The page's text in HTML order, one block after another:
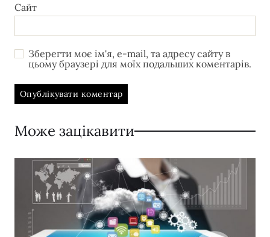
Сайт
Зберегти моє ім'я, e-mail, та адресу сайту в
цьому браузері для моїх подальших коментарів.
Може зацікавити